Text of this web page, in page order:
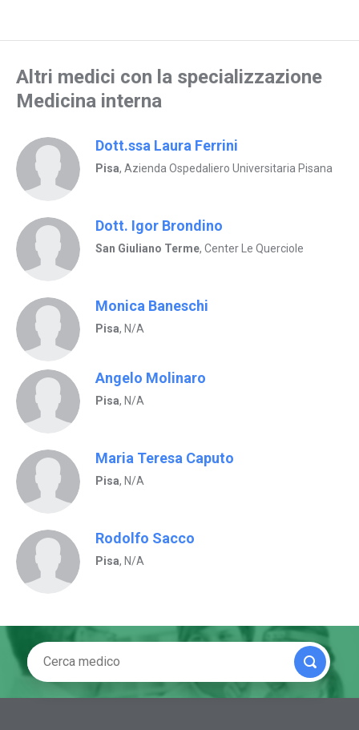
Altri medici con la specializzazione
Medicina interna
Dott.ssa Laura Ferrini
Pisa, Azienda Ospedaliero Universitaria Pisana
Dott. Igor Brondino
San Giuliano Terme, Center Le Querciole
Monica Baneschi
Pisa, N/A
Angelo Molinaro
Pisa, N/A
Maria Teresa Caputo
Pisa, N/A
Rodolfo Sacco
Pisa, N/A